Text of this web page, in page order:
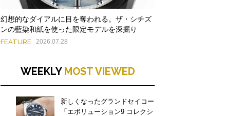
幻想的なダイアルに目を奪われる。ザ・シチズ
ンの藍染和紙を使った限定モデルを深掘り
FEATURE 2026.07.28
WEEKLY MOST VIEWED
新しくなったグランドセイコー
「エボリューション9 コレクシ